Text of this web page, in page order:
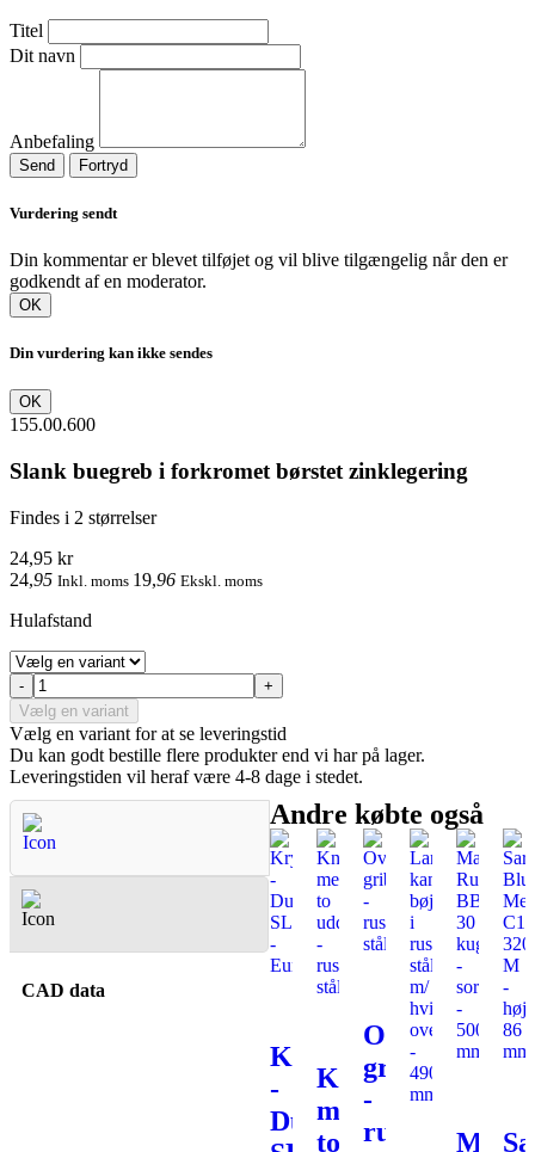
Titel
Dit navn
Anbefaling
Send Fortryd
Vurdering sendt
Din kommentar er blevet tilføjet og vil blive tilgængelig når den er
godkendt af en moderator.
OK
Din vurdering kan ikke sendes
OK
155.00.600
Slank buegreb i forkromet børstet zinklegering
Findes i 2 størrelser
24,95 kr
24,95 Inkl. moms 19,96 Ekskl. moms
Hulafstand
-
+
Vælg en variant
Vælg en variant for at se leveringstid
Du kan godt bestille flere produkter end vi har på lager.
Leveringstiden vil heraf være 4-8 dage i stedet.
Spørgsmål & Svar
CAD data
Andre købte også
Krydsmontageplade
-
Duomatic
-60%
Knopgreb
med
to
-60%
Oval
gribeliste
-
rustfrit
-60%